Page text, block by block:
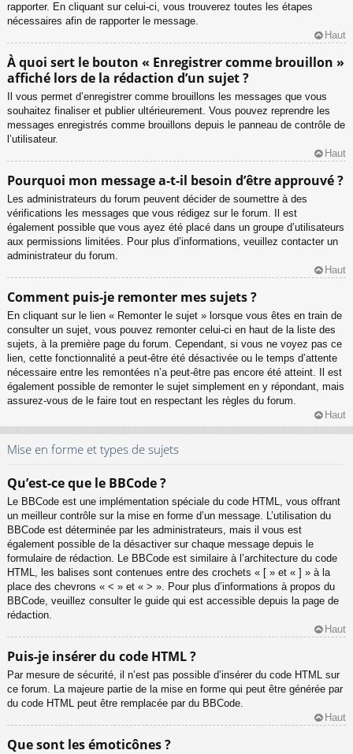
rapporter. En cliquant sur celui-ci, vous trouverez toutes les étapes
nécessaires afin de rapporter le message.
Haut
À quoi sert le bouton « Enregistrer comme brouillon »
affiché lors de la rédaction d’un sujet ?
Il vous permet d’enregistrer comme brouillons les messages que vous
souhaitez finaliser et publier ultérieurement. Vous pouvez reprendre les
messages enregistrés comme brouillons depuis le panneau de contrôle de
l’utilisateur.
Haut
Pourquoi mon message a-t-il besoin d’être approuvé ?
Les administrateurs du forum peuvent décider de soumettre à des
vérifications les messages que vous rédigez sur le forum. Il est
également possible que vous ayez été placé dans un groupe d’utilisateurs
aux permissions limitées. Pour plus d’informations, veuillez contacter un
administrateur du forum.
Haut
Comment puis-je remonter mes sujets ?
En cliquant sur le lien « Remonter le sujet » lorsque vous êtes en train de
consulter un sujet, vous pouvez remonter celui-ci en haut de la liste des
sujets, à la première page du forum. Cependant, si vous ne voyez pas ce
lien, cette fonctionnalité a peut-être été désactivée ou le temps d’attente
nécessaire entre les remontées n’a peut-être pas encore été atteint. Il est
également possible de remonter le sujet simplement en y répondant, mais
assurez-vous de le faire tout en respectant les règles du forum.
Haut
Mise en forme et types de sujets
Qu’est-ce que le BBCode ?
Le BBCode est une implémentation spéciale du code HTML, vous offrant
un meilleur contrôle sur la mise en forme d’un message. L’utilisation du
BBCode est déterminée par les administrateurs, mais il vous est
également possible de la désactiver sur chaque message depuis le
formulaire de rédaction. Le BBCode est similaire à l’architecture du code
HTML, les balises sont contenues entre des crochets « [ » et « ] » à la
place des chevrons « < » et « > ». Pour plus d’informations à propos du
BBCode, veuillez consulter le guide qui est accessible depuis la page de
rédaction.
Haut
Puis-je insérer du code HTML ?
Par mesure de sécurité, il n’est pas possible d’insérer du code HTML sur
ce forum. La majeure partie de la mise en forme qui peut être générée par
du code HTML peut être remplacée par du BBCode.
Haut
Que sont les émoticônes ?